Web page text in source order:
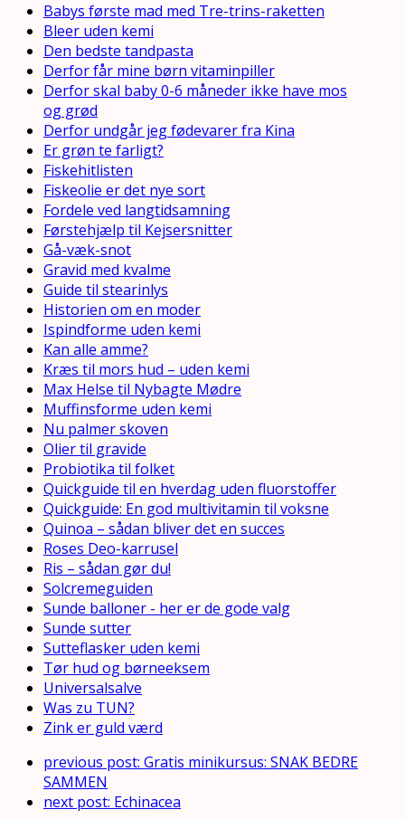
Babys første mad med Tre-trins-raketten
Bleer uden kemi
Den bedste tandpasta
Derfor får mine børn vitaminpiller
Derfor skal baby 0-6 måneder ikke have mos
og grød
Derfor undgår jeg fødevarer fra Kina
Er grøn te farligt?
Fiskehitlisten
Fiskeolie er det nye sort
Fordele ved langtidsamning
Førstehjælp til Kejsersnitter
Gå-væk-snot
Gravid med kvalme
Guide til stearinlys
Historien om en moder
Ispindforme uden kemi
Kan alle amme?
Kræs til mors hud – uden kemi
Max Helse til Nybagte Mødre
Muffinsforme uden kemi
Nu palmer skoven
Olier til gravide
Probiotika til folket
Quickguide til en hverdag uden fluorstoffer
Quickguide: En god multivitamin til voksne
Quinoa – sådan bliver det en succes
Roses Deo-karrusel
Ris – sådan gør du!
Solcremeguiden
Sunde balloner - her er de gode valg
Sunde sutter
Sutteflasker uden kemi
Tør hud og børneeksem
Universalsalve
Was zu TUN?
Zink er guld værd
previous post: Gratis minikursus: SNAK BEDRE
SAMMEN
next post: Echinacea